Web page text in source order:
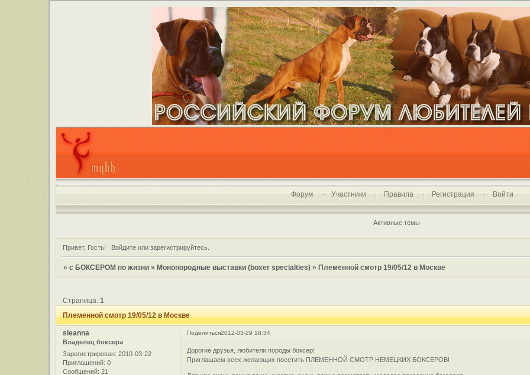
Форум Участники Правила Регистрация Войти
Активные темы
Привет, Гость! Войдитеили зарегистрируйтесь.
»с БОКСЕРОМ по жизни » Монопородные выставки (boxer specialties) » Племенной смотр 19/05/12 в Москве
Племенной смотр 19/05/12 в Москве
Страница:1
Поделиться2012-03-29 18:34
sleanna
Владелец боксера
Зарегистрирован: 2010-03-22
Приглашений: 0
Сообщений: 21
Дорогие друзья, любители породы боксер!
Приглашаем всех желающих посетить ПЛЕМЕННОЙ СМОТР НЕМЕЦКИХ БОКСЕРОВ!